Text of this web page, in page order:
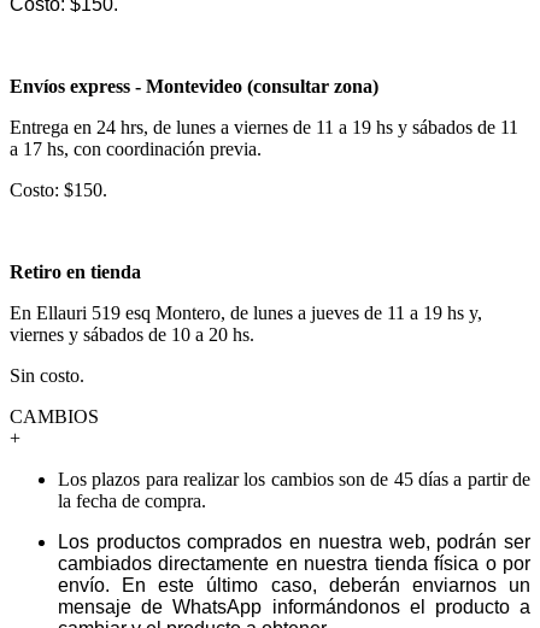
Envíos express - Montevideo (consultar zona)
Entrega en 24 hrs, de lunes a viernes de 11 a 19 hs y sábados de 11
a 17 hs, con coordinación previa.
Costo: $150.
Retiro en tienda
En Ellauri 519 esq Montero, de lunes a jueves de 11 a 19 hs y,
viernes y sábados de 10 a 20 hs.
Sin costo.
CAMBIOS
+
Los plazos para realizar los cambios son de 45 días a partir de
la fecha de compra.
Los productos comprados en nuestra web, podrán ser
cambiados directamente en nuestra tienda física o por
envío. En este último caso, deberán enviarnos un
mensaje de WhatsApp informándonos el producto a